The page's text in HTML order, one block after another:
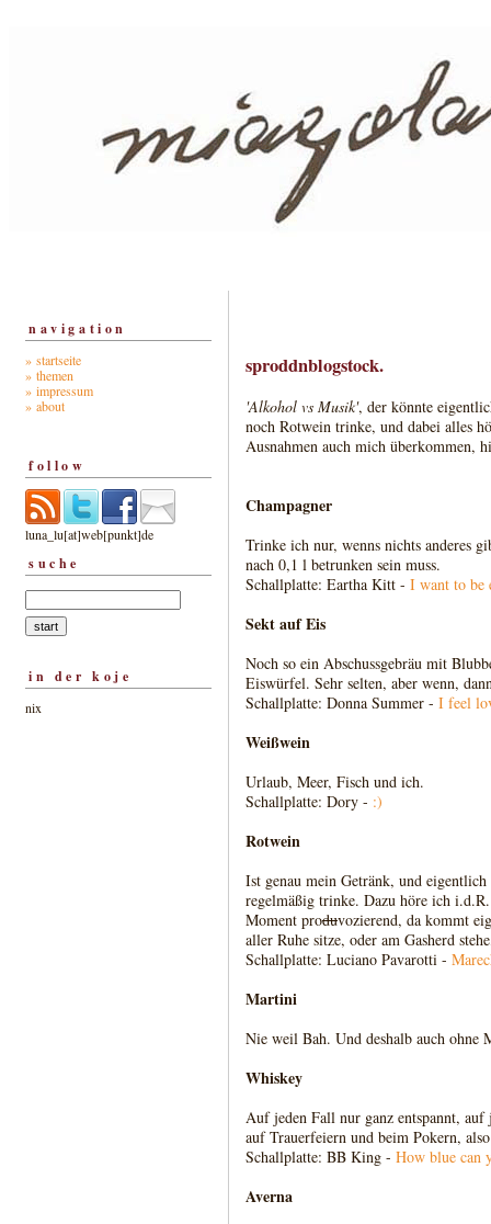
navigation
» startseite
» themen
» impressum
» about
follow
luna_lu[at]web[punkt]de
suche
in der koje
nix
sproddnblogstock.
'Alkohol vs Musik', der könnte
noch Rotwein trinke, und dabei alles
Ausnahmen auch mich überkommen,
Champagner
Trinke ich nur, wenns nichts anderes
nach 0,1 l betrunken sein muss.
Schallplatte: Eartha Kitt - I want to be
Sekt auf Eis
Noch so ein Abschussgebräu mit
Eiswürfel. Sehr selten, aber wenn,
Schallplatte: Donna Summer - I feel
Weißwein
Urlaub, Meer, Fisch und ich.
Schallplatte: Dory - :)
Rotwein
Ist genau mein Getränk, und
regelmäßig trinke. Dazu höre ich
Moment produvozierend, da kommt
aller Ruhe sitze, oder am Gasherd
Schallplatte: Luciano Pavarotti -
Martini
Nie weil Bah. Und deshalb auch ohne
Whiskey
Auf jeden Fall nur ganz entspannt,
auf Trauerfeiern und beim Pokern,
Schallplatte: BB King - How blue can
Averna